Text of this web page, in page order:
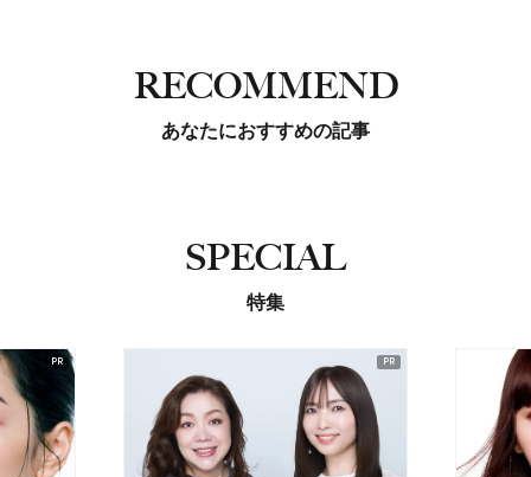
RECOMMEND
あなたにおすすめの記事
SPECIAL
特集